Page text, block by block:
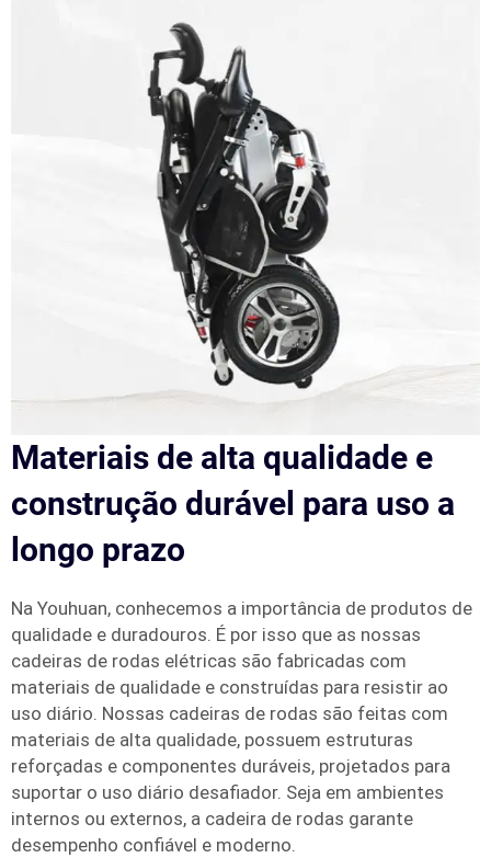
Materiais de alta qualidade e
construção durável para uso a
longo prazo
Na Youhuan, conhecemos a importância de produtos de
qualidade e duradouros. É por isso que as nossas
cadeiras de rodas elétricas são fabricadas com
materiais de qualidade e construídas para resistir ao
uso diário. Nossas cadeiras de rodas são feitas com
materiais de alta qualidade, possuem estruturas
reforçadas e componentes duráveis, projetados para
suportar o uso diário desafiador. Seja em ambientes
internos ou externos, a cadeira de rodas garante
desempenho confiável e moderno.